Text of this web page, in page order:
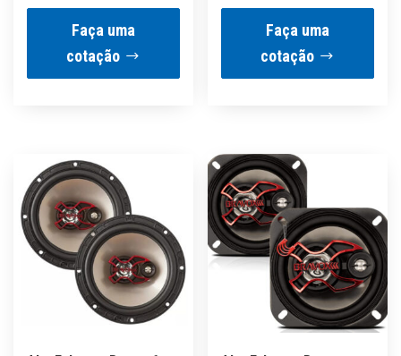
Faça uma
cotação
Faça uma
cotação